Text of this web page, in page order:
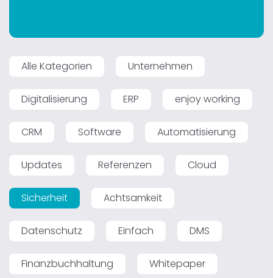
Alle Kategorien Unternehmen
Digitalisierung ERP enjoy working
CRM Software Automatisierung
Updates Referenzen Cloud
Sicherheit Achtsamkeit
Datenschutz Einfach DMS
Finanzbuchhaltung Whitepaper